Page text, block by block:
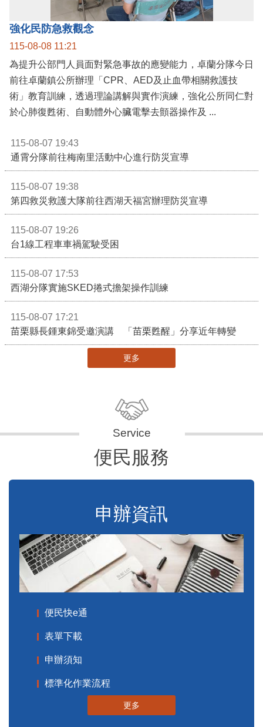
強化民防急救觀念
115-08-08 11:21
為提升公部門人員面對緊急事故的應變能力，卓蘭分隊今日
前往卓蘭鎮公所辦理「CPR、AED及止血帶相關救護技
術」教育訓練，透過理論講解與實作演練，強化公所同仁對
於心肺復甦術、自動體外心臟電擊去顫器操作及 ...
115-08-07 19:43
通霄分隊前往梅南里活動中心進行防災宣導
115-08-07 19:38
第四救災救護大隊前往西湖天福宮辦理防災宣導
115-08-07 19:26
台1線工程車車禍駕駛受困
115-08-07 17:53
西湖分隊實施SKED捲式擔架操作訓練
115-08-07 17:21
苗栗縣長鍾東錦受邀演講 「苗栗甦醒」分享近年轉變
更多
便民服務
申辦資訊
便民快e通
表單下載
申辦須知
標準化作業流程
更多